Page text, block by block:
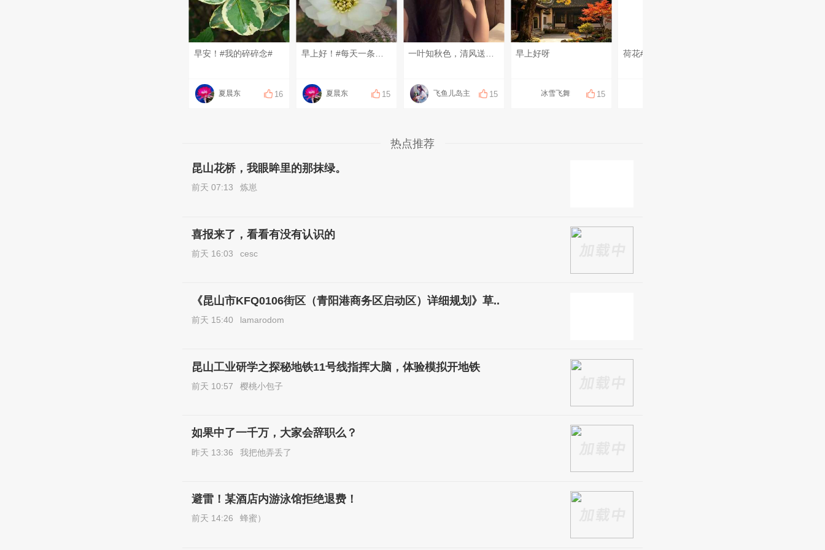
早安！#我的碎碎念#
夏晨东 16 夏晨东 15 飞鱼儿岛主 15
早上好呀
冰雪飞舞 15
热点推荐
昆山花桥，我眼眸里的那抹绿。
前天 07:13 炼崽
喜报来了，看看有没有认识的
前天 16:03 cesc
《昆山市KFQ0106街区（青阳港商务区启动区）详细规划》草..
前天 15:40 lamarodom
昆山工业研学之探秘地铁11号线指挥大脑，体验模拟开地铁
前天 10:57 樱桃小包子
如果中了一千万，大家会辞职么？
昨天 13:36 我把他弄丢了
避雷！某酒店内游泳馆拒绝退费！
前天 14:26 蜂蜜）